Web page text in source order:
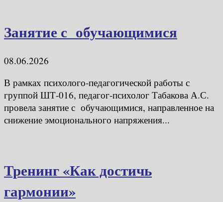
Занятие с обучающимися
08.06.2026
В рамках психолого-педагогической работы с
группой ШТ-016, педагог-психолог Табакова А.С.
провела занятие с обучающимися, направленное на
снижение эмоционального напряжения...
Тренинг «Как достичь
гармонии»